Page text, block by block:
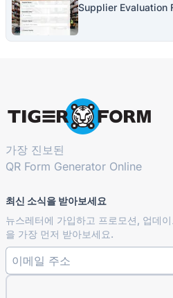
Supplier Evaluation
가장 진보된
QR Form Generator Online
최신 소식을 받아보세요
뉴스레터에 가입하고 프로모션, 업데이
을 가장 먼저 받아보세요.